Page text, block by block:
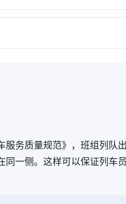
服务质量规范》，班组列队
同一侧。这样可以保证列车